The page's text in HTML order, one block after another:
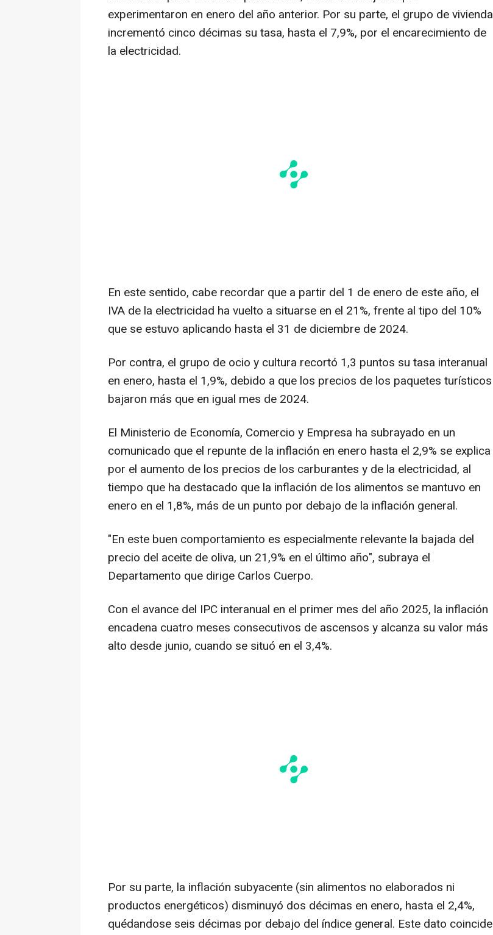
experimentaron en enero del año anterior. Por su parte, el grupo de vivienda
incrementó cinco décimas su tasa, hasta el 7,9%, por el encarecimiento de
la electricidad.
En este sentido, cabe recordar que a partir del 1 de enero de este año, el
IVA de la electricidad ha vuelto a situarse en el 21%, frente al tipo del 10%
que se estuvo aplicando hasta el 31 de diciembre de 2024.
Por contra, el grupo de ocio y cultura recortó 1,3 puntos su tasa interanual
en enero, hasta el 1,9%, debido a que los precios de los paquetes turísticos
bajaron más que en igual mes de 2024.
El Ministerio de Economía, Comercio y Empresa ha subrayado en un
comunicado que el repunte de la inflación en enero hasta el 2,9% se explica
por el aumento de los precios de los carburantes y de la electricidad, al
tiempo que ha destacado que la inflación de los alimentos se mantuvo en
enero en el 1,8%, más de un punto por debajo de la inflación general.
"En este buen comportamiento es especialmente relevante la bajada del
precio del aceite de oliva, un 21,9% en el último año", subraya el
Departamento que dirige Carlos Cuerpo.
Con el avance del IPC interanual en el primer mes del año 2025, la inflación
encadena cuatro meses consecutivos de ascensos y alcanza su valor más
alto desde junio, cuando se situó en el 3,4%.
Por su parte, la inflación subyacente (sin alimentos no elaborados ni
productos energéticos) disminuyó dos décimas en enero, hasta el 2,4%,
quédandose seis décimas por debajo del índice general. Este dato coincide